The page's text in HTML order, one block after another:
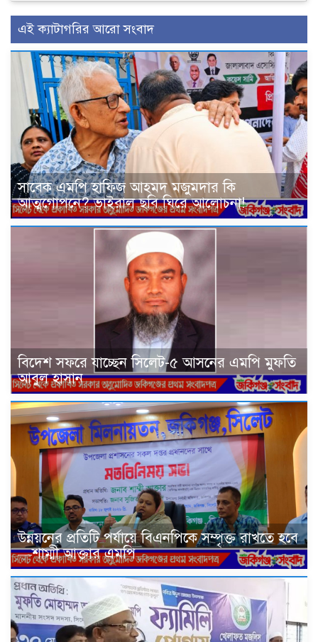
এই ক্যাটাগরির আরো সংবাদ
সাবেক এমপি হাফিজ আহমদ মজুমদার কি
আত্মগোপনে? ভাইরাল ছবি ঘিরে আলোচনা!
বিদেশ সফরে যাচ্ছেন সিলেট-৫ আসনের এমপি মুফতি
আবুল হাসান
উন্নয়নের প্রতিটি পর্যায়ে বিএনপিকে সম্পৃক্ত রাখতে হবে
—শাম্মী আক্তার এমপি